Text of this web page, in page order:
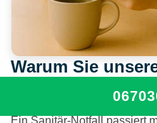
Warum Sie
jetzt schon